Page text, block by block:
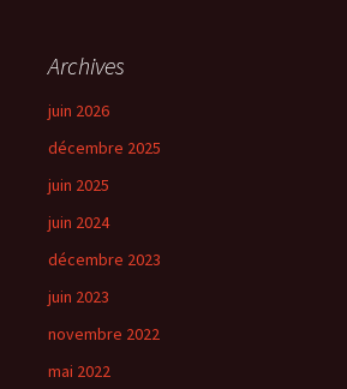
Archives
juin 2026
décembre 2025
juin 2025
juin 2024
décembre 2023
juin 2023
novembre 2022
mai 2022